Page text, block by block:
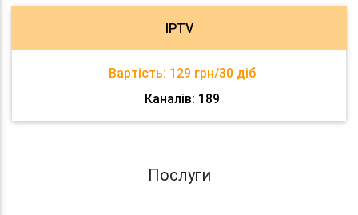
IPTV
Вартість: 129 грн/30 діб
Каналів: 189
Послуги